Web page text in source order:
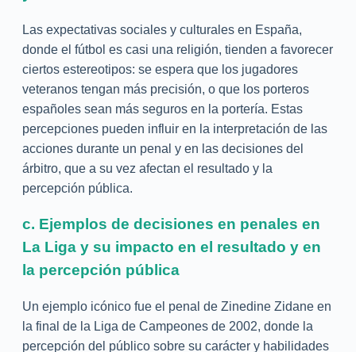
Las expectativas sociales y culturales en España,
donde el fútbol es casi una religión, tienden a favorecer
ciertos estereotipos: se espera que los jugadores
veteranos tengan más precisión, o que los porteros
españoles sean más seguros en la portería. Estas
percepciones pueden influir en la interpretación de las
acciones durante un penal y en las decisiones del
árbitro, que a su vez afectan el resultado y la
percepción pública.
c. Ejemplos de decisiones en penales en
La Liga y su impacto en el resultado y en
la percepción pública
Un ejemplo icónico fue el penal de Zinedine Zidane en
la final de la Liga de Campeones de 2002, donde la
percepción del público sobre su carácter y habilidades